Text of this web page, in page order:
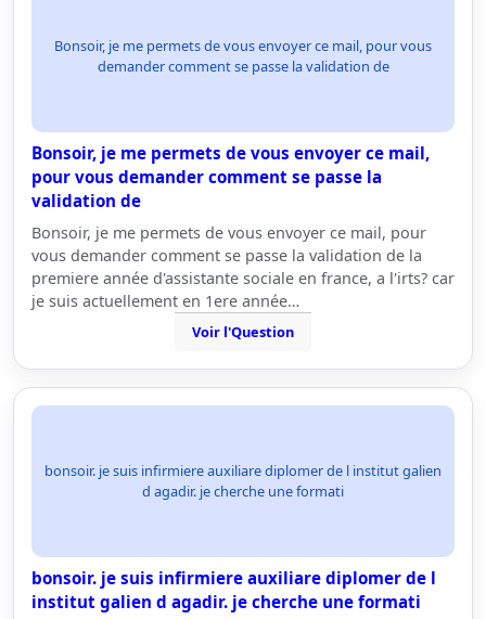
Bonsoir, je me permets de vous envoyer ce mail, pour vous
demander comment se passe la validation de
Bonsoir, je me permets de vous envoyer ce mail,
pour vous demander comment se passe la
validation de
Bonsoir, je me permets de vous envoyer ce mail, pour
vous demander comment se passe la validation de la
premiere année d'assistante sociale en france, a l'irts? car
je suis actuellement en 1ere année…
Voir l'Question
bonsoir. je suis infirmiere auxiliare diplomer de l institut galien
d agadir. je cherche une formati
bonsoir. je suis infirmiere auxiliare diplomer de l
institut galien d agadir. je cherche une formati